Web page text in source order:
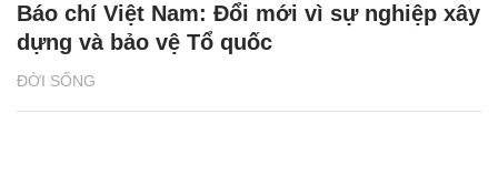
ĐỜI SỐNG
Báo chí Việt Nam: Đổi mới vì sự nghiệp xây
dựng và bảo vệ Tổ quốc